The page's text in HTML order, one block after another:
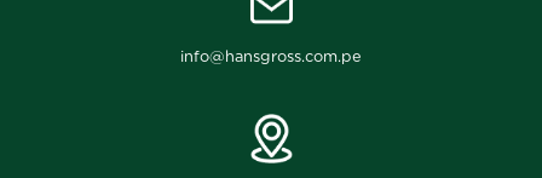
info@hansgross.com.pe